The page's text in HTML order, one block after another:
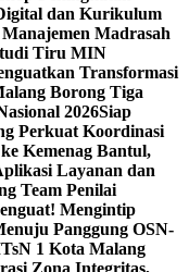
dan Kurikulum
Madrasah
Tiru MIN
Transformasi
Borong Tiga
2026Siap
Perkuat Koordinasi
Kemenag Bantul,
Layanan dan
Team Penilai
Mengintip
Panggung OSN-
1 Kota Malang
Zona Integritas,